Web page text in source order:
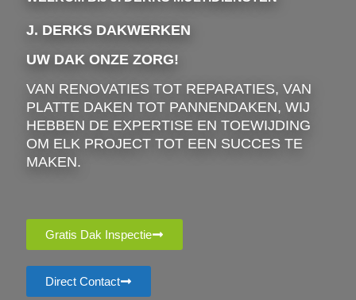
J. DERKS DAKWERKEN
UW DAK ONZE ZORG!
VAN RENOVATIES TOT REPARATIES, VAN
PLATTE DAKEN TOT PANNENDAKEN, WIJ
HEBBEN DE EXPERTISE EN TOEWIJDING
OM ELK PROJECT TOT EEN SUCCES TE
MAKEN.
Gratis Dak Inspectie
Direct Contact